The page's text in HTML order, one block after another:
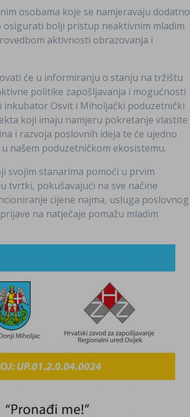
osobama koje se namjeravaju dodatno
bolji pristup neaktivnim mladim
aktivnosti obrazovanja i
će u informiranju o stanju na tržištu
politike zapošljavanja i mogućnosti
Osvit i Miholjački poduzetnički
koji imaju namjeru pokretanje vlastite
i razvoja poslovnih ideja te će ujedno
našem poduzetničkom ekosistemu.
svojim stanarima pomoći u prvim
tvrtki, pokušavajući na sve načine
cijene najma, usluga poslovnog
na natječaje pomažu mladim